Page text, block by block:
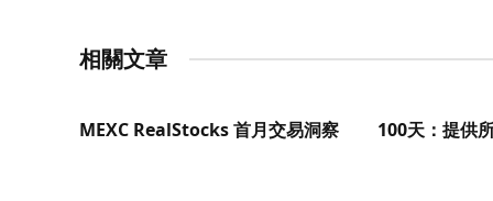
相關文章
MEXC RealStocks 首月交易洞察 100天：提供